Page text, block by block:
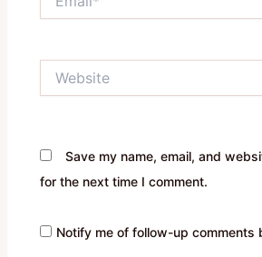
Save my name, email, and
for the next time I comment.
Notify me of follow-up comments